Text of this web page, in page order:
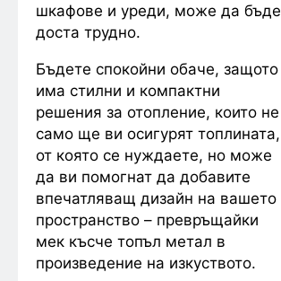
шкафове и уреди, може да бъде
доста трудно.
Бъдете спокойни обаче, защото
има стилни и компактни
решения за отопление, които не
само ще ви осигурят топлината,
от която се нуждаете, но може
да ви помогнат да добавите
впечатляващ дизайн на вашето
пространство – превръщайки
мек късче топъл метал в
произведение на изкуството.